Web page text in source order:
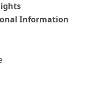
Information